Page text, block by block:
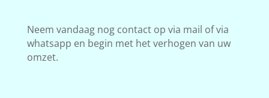
Neem vandaag nog contact op via mail of via
whatsapp en begin met het verhogen van uw
omzet.